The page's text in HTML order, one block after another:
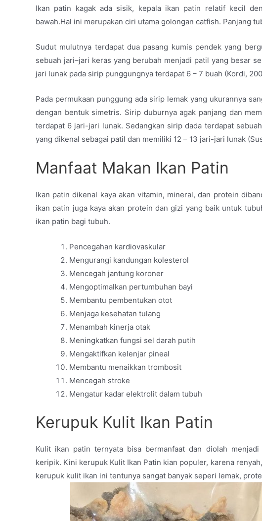
Ikan patin kagak ada sisik, kepala ikan patin relatif kecil
bawah.Hal ini merupakan ciri utama golongan catfish. Panjang
Sudut mulutnya terdapat dua pasang kumis pendek yang
sebuah jari–jari keras yang berubah menjadi patil yang besar
jari lunak pada sirip punggungnya terdapat 6 – 7 buah (Kordi,
Pada permukaan punggung ada sirip lemak yang ukurannya
dengan bentuk simetris. Sirip duburnya agak panjang dan
terdapat 6 jari-jari lunak. Sedangkan sirip dada terdapat
yang dikenal sebagai patil dan memiliki 12 – 13 jari-jari lunak
Manfaat Makan Ikan Patin
Ikan patin dikenal kaya akan vitamin, mineral, dan protein
ikan patin juga kaya akan protein dan gizi yang baik untuk
ikan patin bagi tubuh.
Pencegahan kardiovaskular
Mengurangi kandungan kolesterol
Mencegah jantung koroner
Mengoptimalkan pertumbuhan bayi
Membantu pembentukan otot
Menjaga kesehatan tulang
Menambah kinerja otak
Meningkatkan fungsi sel darah putih
Mengaktifkan kelenjar pineal
Membantu menaikkan trombosit
Mencegah stroke
Mengatur kadar elektrolit dalam tubuh
Kerupuk Kulit Ikan Patin
Kulit ikan patin ternyata bisa bermanfaat dan diolah
keripik. Kini kerupuk Kulit Ikan Patin kian populer, karena
kerupuk kulit ikan ini tentunya sangat banyak seperi lemak,